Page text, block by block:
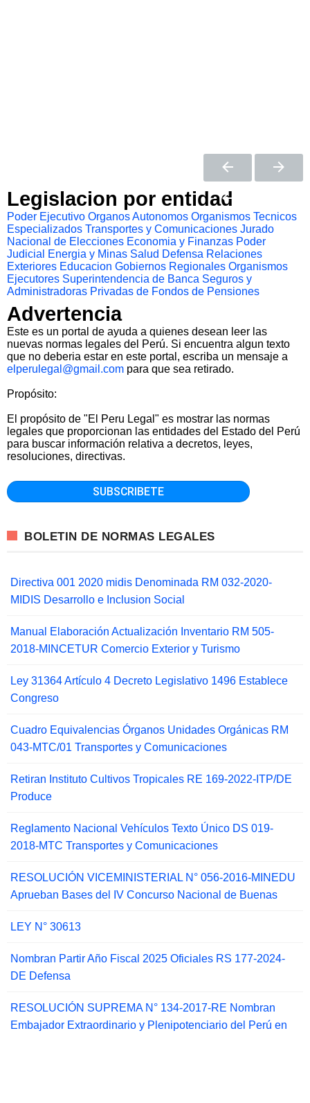
Legislacion por entidad
Poder Ejecutivo Organos Autonomos Organismos Tecnicos
Especializados Transportes y Comunicaciones Jurado
Nacional de Elecciones Economia y Finanzas Poder
Judicial
Energia y Minas Salud Defensa Relaciones
Exteriores Educacion Gobiernos Regionales Organismos
Ejecutores Superintendencia de Banca Seguros y
Administradoras Privadas de Fondos de Pensiones
Advertencia
Este es un portal de ayuda a quienes desean leer las
nuevas normas legales del Perú. Si encuentra algun texto
que no deberia estar en este portal, escriba un mensaje a
elperulegal@gmail.com para que sea retirado.
Propósito:
El propósito de "El Peru Legal" es mostrar las normas
legales que proporcionan las entidades del Estado del Perú
para buscar información relativa a decretos, leyes,
resoluciones, directivas.
BOLETIN DE NORMAS LEGALES
Directiva 001 2020 midis Denominada RM 032-2020-
MIDIS Desarrollo e Inclusion Social
Manual Elaboración Actualización Inventario RM 505-
2018-MINCETUR Comercio Exterior y Turismo
Ley 31364 Artículo 4 Decreto Legislativo 1496 Establece
Congreso
Cuadro Equivalencias Órganos Unidades Orgánicas RM
043-MTC/01 Transportes y Comunicaciones
Retiran Instituto Cultivos Tropicales RE 169-2022-ITP/DE
Produce
Reglamento Nacional Vehículos Texto Único DS 019-
2018-MTC Transportes y Comunicaciones
RESOLUCIÓN VICEMINISTERIAL N° 056-2016-MINEDU
Aprueban Bases del IV Concurso Nacional de Buenas
LEY N° 30613
Nombran Partir Año Fiscal 2025 Oficiales RS 177-2024-
DE Defensa
RESOLUCIÓN SUPREMA N° 134-2017-RE Nombran
Embajador Extraordinario y Plenipotenciario del Perú en